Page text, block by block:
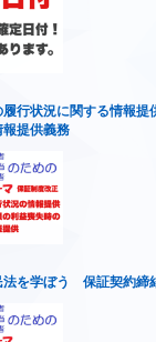
履行状況に関する情報
提供義務
法を学ぼう 保証契約締